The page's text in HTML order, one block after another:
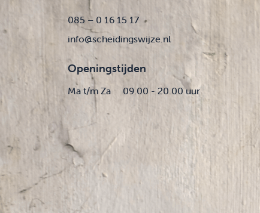
085 – 0 16 15 17
info@scheidingswijze.nl
Openingstijden
Ma t/m Za 09.00 - 20.00 uur